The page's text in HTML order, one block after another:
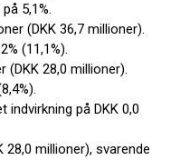
5,1%.
(DKK 36,7 millioner).
(11,1%).
(DKK 28,0 millioner).
indvirkning på DKK 0,0
28,0 millioner), svarende